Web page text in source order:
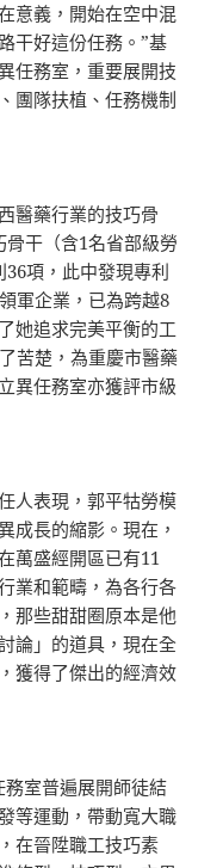
意義，開始在空中混
干好這份任務。”基
任務室，重要展開技
團隊扶植、任務機制
藥行業的技巧骨
干（含1名省部級勞
項，此中發現專利
軍企業，已為跨越8
她追求完美平衡的工
苦楚，為重慶市醫藥
異任務室亦獲評市級
表現，郭平牯勞模
成長的縮影。現在，
萬盛經開區已有11
業和範疇，為各行各
那些甜甜圈原本是他
論」的道具，現在全
獲得了傑出的經濟效
室普遍展開師徒結
等運動，帶動寬大職
在晉陞職工技巧素